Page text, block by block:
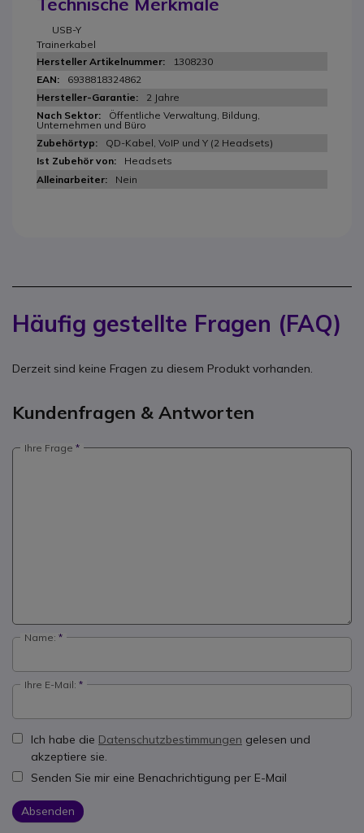
USB-Y
Trainerkabel
1308230
6938818324862
2 Jahre
Öffentliche Verwaltung, Bildung,
Unternehmen und Büro
QD-Kabel, VoIP und Y (2 Headsets)
Headsets
Nein
Häufig gestellte Fragen (FAQ)
Derzeit sind keine Fragen zu diesem Produkt vorhanden.
Kundenfragen & Antworten
Ihre Frage
Name:
Ihre E-Mail:
Ich habe die Datenschutzbestimmungen gelesen und
akzeptiere sie.
Senden Sie mir eine Benachrichtigung per E-Mail
Absenden